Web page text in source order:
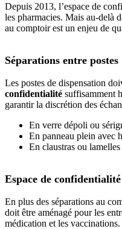
Depuis 2013, l’espace de
les pharmacies. Mais au-delà
au comptoir est un enjeu de
Séparations entre postes
Les postes de dispensation
confidentialité suffisamment
garantir la discrétion des
En verre dépoli ou
En panneau plein avec
En claustras ou
Espace de
En plus des séparations au
doit être aménagé pour les
médication et les vaccinations.